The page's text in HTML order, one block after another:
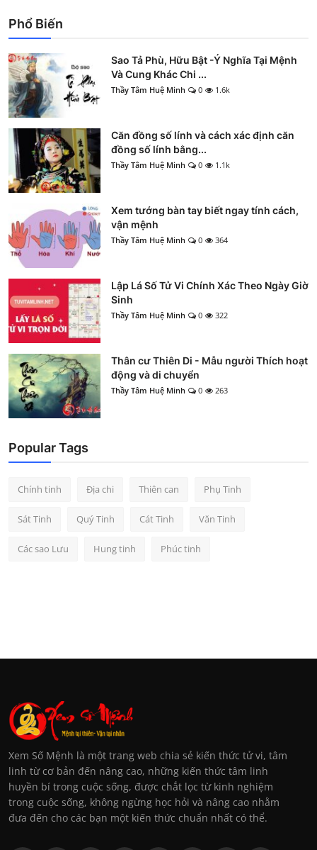
Phổ Biến
Sao Tả Phù, Hữu Bật -Ý Nghĩa Tại Mệnh
Và Cung Khác Chi ...
Thầy Tâm Huệ Minh 0 1.6k
Căn đồng số lính và cách xác định căn
đồng số lính bằng...
Thầy Tâm Huệ Minh 0 1.1k
Xem tướng bàn tay biết ngay tính cách,
vận mệnh
Thầy Tâm Huệ Minh 0 364
Lập Lá Số Tử Vi Chính Xác Theo Ngày Giờ
Sinh
Thầy Tâm Huệ Minh 0 322
Thân cư Thiên Di - Mẫu người Thích hoạt
động và di chuyển
Thầy Tâm Huệ Minh 0 263
Popular Tags
Chính tinh Địa chi Thiên can Phụ Tinh
Sát Tinh Quý Tinh Cát Tinh Văn Tinh
Các sao Lưu Hung tinh Phúc tinh
Xem Số Mệnh là một trang web chia sẻ kiến thức tử vi, tâm
linh từ cơ bản đến nâng cao, những kiến thức tâm linh
huyền bí trong cuộc sống, được chắt lọc từ kinh nghiệm
trong cuộc sống, không ngừng học hỏi và nâng cao nhằm
đưa đến cho các bạn một kiến thức chuẩn nhất có thể.